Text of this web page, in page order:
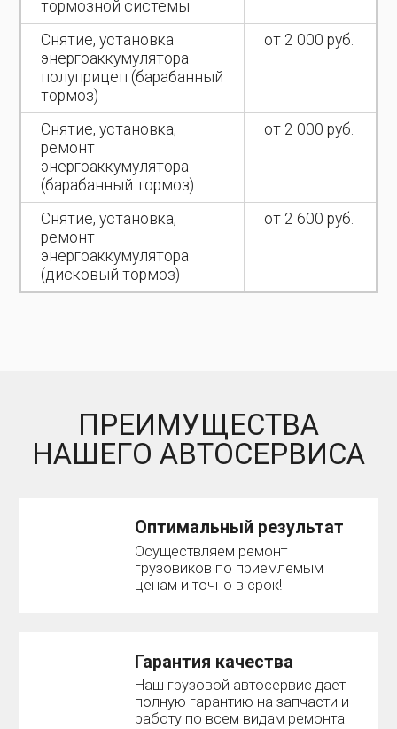
тормозной системы
Снятие, установка
энергоаккумулятора
полуприцеп (барабанный
тормоз)
от 2 000 руб.
Снятие, установка,
ремонт
энергоаккумулятора
(барабанный тормоз)
от 2 000 руб.
Снятие, установка,
ремонт
энергоаккумулятора
(дисковый тормоз)
от 2 600 руб.
ПРЕИМУЩЕСТВА
НАШЕГО АВТОСЕРВИСА
Оптимальный результат
Осуществляем ремонт
грузовиков по приемлемым
ценам и точно в срок!
Гарантия качества
Наш грузовой автосервис дает
полную гарантию на запчасти и
работу по всем видам ремонта